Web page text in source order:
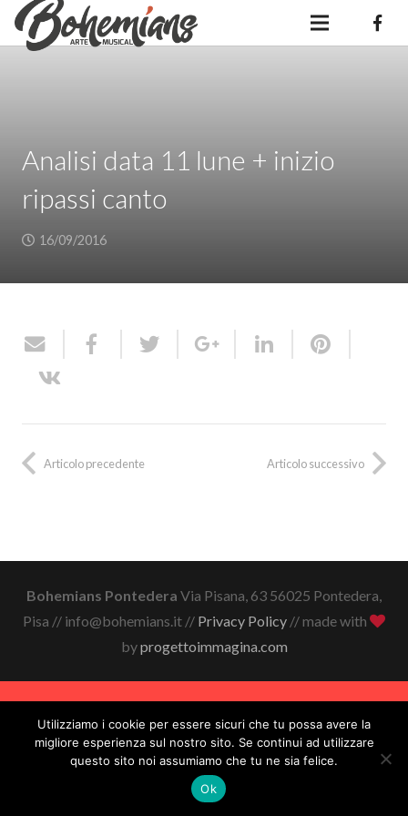
Analisi data 11 lune + inizio
ripassi canto
16/09/2016
Articolo precedente Articolo successivo
Bohemians Pontedera Via Pisana, 63 56025 Pontedera,
Pisa // info@bohemians.it // Privacy Policy// made with
byprogettoimmagina.com
Utilizziamo i cookie per essere sicuri che tu possa avere la
migliore esperienza sul nostro sito. Se continui ad utilizzare
questo sito noi assumiamo che tu ne sia felice.
Ok